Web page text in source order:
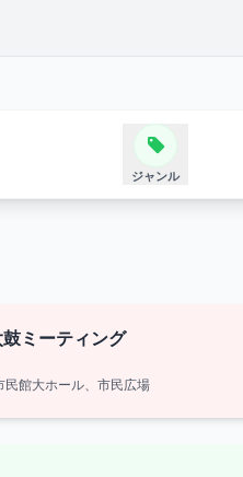
ジャンル
ミーティング
民館大ホール、市民広場